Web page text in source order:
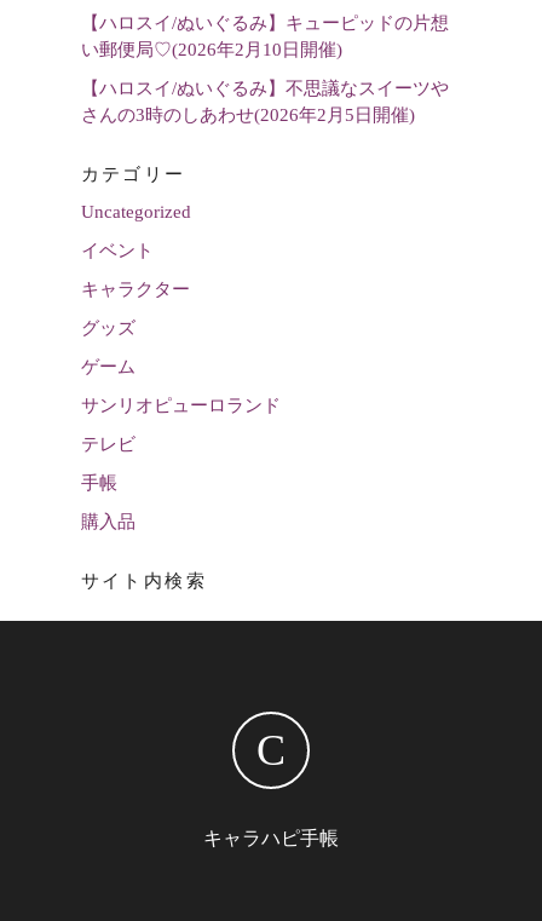
【ハロスイ/ぬいぐるみ】キューピッドの片想
い郵便局♡(2026年2月10日開催)
【ハロスイ/ぬいぐるみ】不思議なスイーツや
さんの3時のしあわせ(2026年2月5日開催)
カテゴリー
Uncategorized
イベント
キャラクター
グッズ
ゲーム
サンリオピューロランド
テレビ
手帳
購入品
サイト内検索
C
キャラハピ手帳